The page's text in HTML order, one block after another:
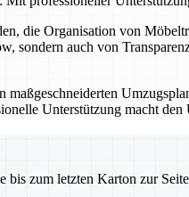
die Organisation von
auch von
Unterstützung macht den
zum letzten Karton zur